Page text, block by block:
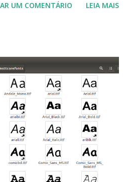
Normas Técnicas (ABNT), exige
Ao instalar o GNU/Linux abra o
$ sudo apt-get install ttf-
os termos de uso e avance
os termos de uso clicando
o LibreOffice e veja se as
Arial estão instaladas. Caso
reinstalar, execute: $ sudo
ttf-mscorefonts-installer
UM COMENTÁRIO LEIA MAIS